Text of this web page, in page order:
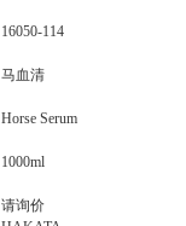
16050-114
马血清
Horse Serum
1000ml
请询价